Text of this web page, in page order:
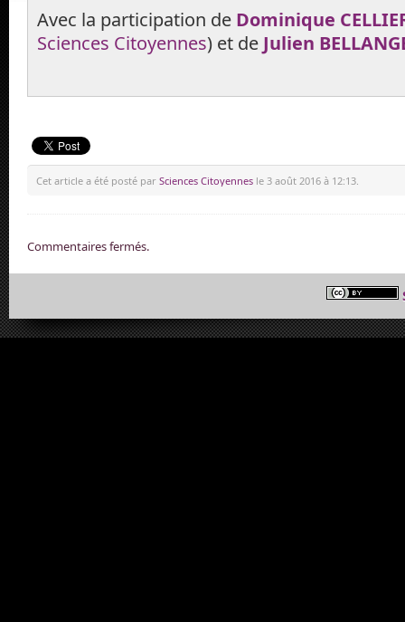
Avec la participation de Dominique
Sciences Citoyennes) et de Julien
Cet article a été posté par Sciences Citoyennes le 3 août 2016 à 12:13.
Commentaires fermés.